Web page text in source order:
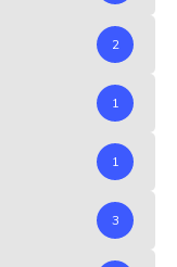
2
1
1
3